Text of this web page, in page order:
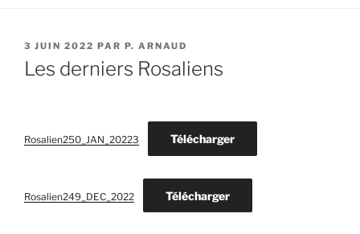
PUBLIÉ
LE
3 JUIN 2022 PAR P. ARNAUD
Les derniers Rosaliens
Rosalien250_JAN_20223 Télécharger
Rosalien249_DEC_2022 Télécharger